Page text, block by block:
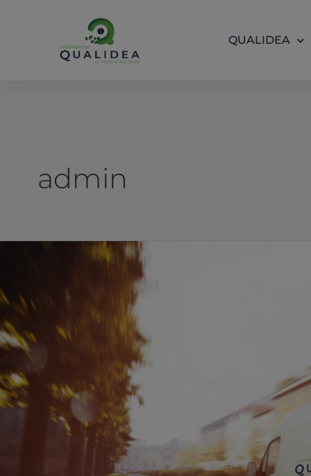
QUALIDEA
admin
50049e65e07ec42a940caa158226966e